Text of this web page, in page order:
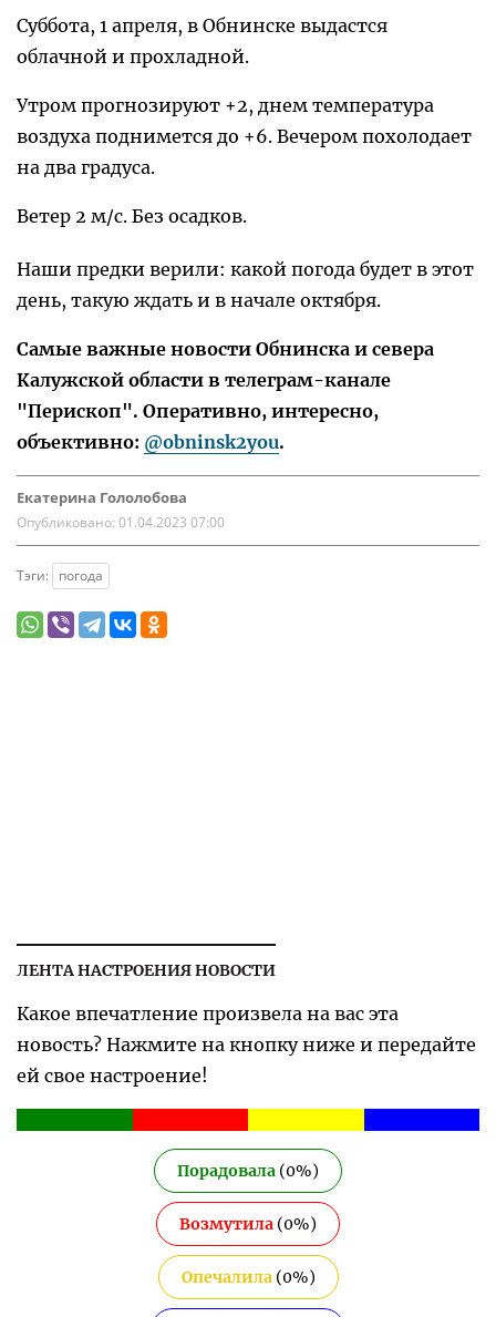
Суббота, 1 апреля, в Обнинске выдастся
облачной и прохладной.
Утром прогнозируют +2, днем температура
воздуха поднимется до +6. Вечером похолодает
на два градуса.
Ветер 2 м/с. Без осадков.
Наши предки верили: какой погода будет в этот
день, такую ждать и в начале октября.
Самые важные новости Обнинска и севера
Калужской области в телеграм-канале
"Перископ". Оперативно, интересно,
объективно: @obninsk2you.
Екатерина Гололобова
Опубликовано: 01.04.2023 07:00
Тэги: погода
ЛЕНТА НАСТРОЕНИЯ НОВОСТИ
Какое впечатление произвела на вас эта
новость? Нажмите на кнопку ниже и передайте
ей свое настроение!
Порадовала (0%)
Возмутила (0%)
Опечалила(0%)